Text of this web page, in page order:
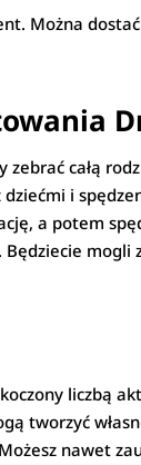
Można
całą
i
a potem
mogli
liczbą
tworzyć
nawet